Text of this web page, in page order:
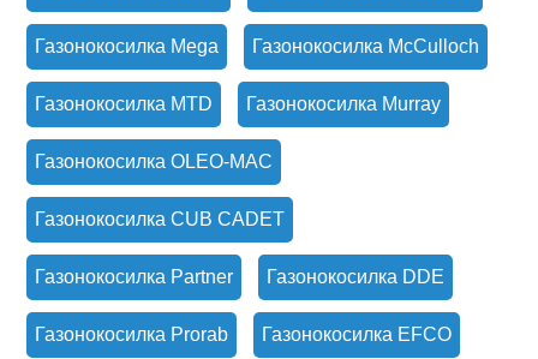
Газонокосилка Mega Газонокосилка McCulloch
Газонокосилка MTD Газонокосилка Murray
Газонокосилка OLEO-MAC
Газонокосилка CUB CADET
Газонокосилка Partner Газонокосилка DDE
Газонокосилка Prorab Газонокосилка EFCO